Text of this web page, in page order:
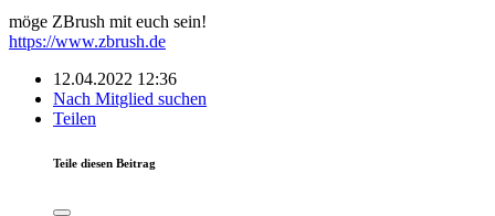
möge ZBrush mit euch sein!
https://www.zbrush.de
12.04.2022 12:36
Nach Mitglied suchen
Teilen
Teile diesen Beitrag